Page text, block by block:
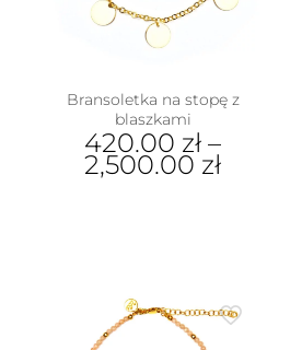
Bransoletka na stopę z
blaszkami
420.00 zł –
2,500.00 zł
Opcje
można